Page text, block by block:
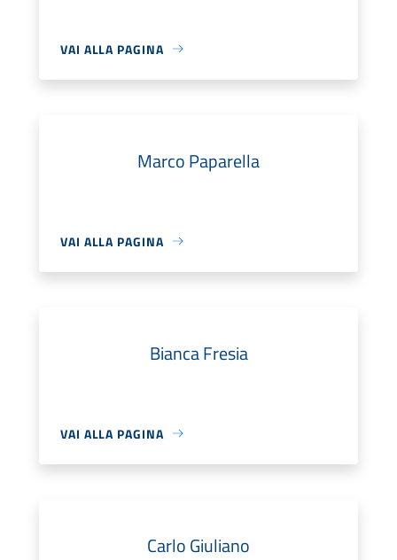
VAI ALLA PAGINA
Marco Paparella
VAI ALLA PAGINA
Bianca Fresia
VAI ALLA PAGINA
Carlo Giuliano